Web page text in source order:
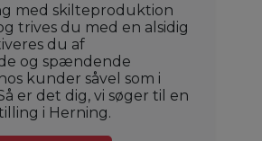
med skilteproduktion
trives du med en alsidig
du af
og spændende
kunder såvel som i
er det dig, vi søger til en
i Herning.